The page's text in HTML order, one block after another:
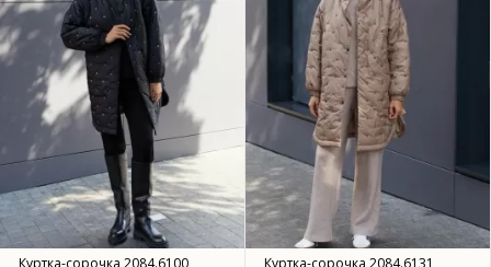
Куртка-сорочка 2084.6100 Куртка-сорочка 2084.6131